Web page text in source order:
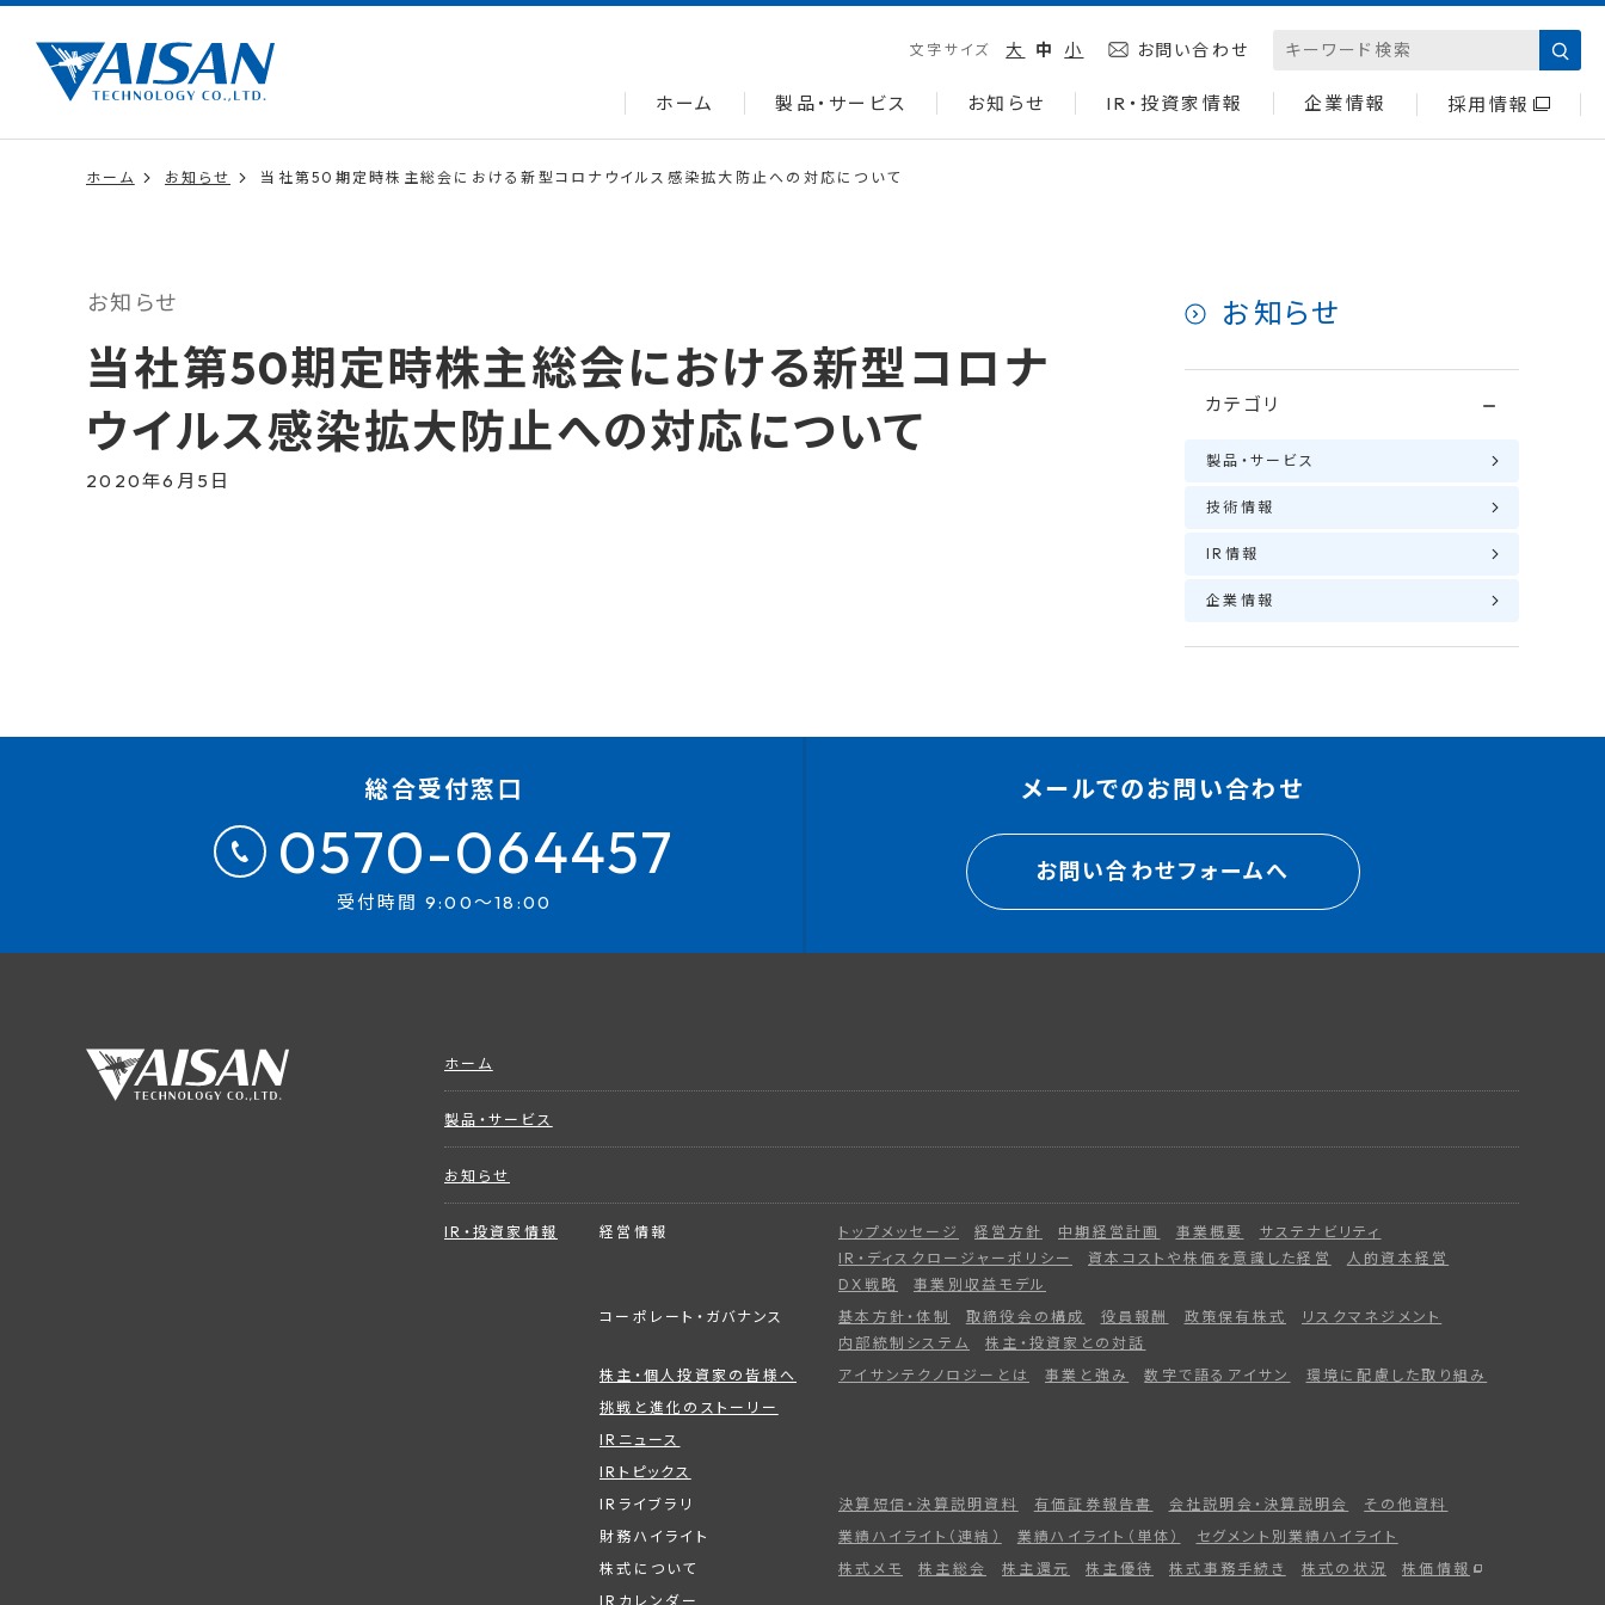
文字サイズ 大 中 小 お問い合わせ
ホーム 製品・サービス お知らせ IR・投資家情報 企業情報 採用情報
ホーム お知らせ 当社第50期定時株主総会における新型コロナウイルス感染拡大防止への対応について
お知らせ
当社第50期定時株主総会における新型コロナ
ウイルス感染拡大防止への対応について
2020年6月5日
お知らせ
カテゴリ
製品・サービス
技術情報
IR情報
企業情報
総合受付窓口
0570-064457
受付時間 9:00～18:00
メールでのお問い合わせ
お問い合わせフォームへ
ホーム
製品・サービス
お知らせ
IR・投資家情報 経営情報 トップメッセージ 経営方針 中期経営計画 事業概要
サステナビリティ
IR・ディスクロージャーポリシー
資本コストや株価を意識した経営
人的資本経営
DX戦略
事業別収益モデル
コーポレート・ガバナンス
基本方針・体制 取締役会の構成 役員報酬 政策保有株式
リスクマネジメント
内部統制システム
株主・投資家との対話
株主・個人投資家の皆様へ
アイサンテクノロジーとは 事業と強み 数字で語るアイサン
環境に配慮した取り組み
挑戦と進化のストーリー
IRニュース
IRトピックス
IRライブラリ
決算短信・決算説明資料 有価証券報告書 会社説明会・決算説明会
その他資料
財務ハイライト
業績ハイライト（連結） 業績ハイライト（単体）
セグメント別業績ハイライト
株式について
株式メモ 株主総会 株主還元 株主優待 株式事務手続き 株式の状況
株価情報
IRカレンダー